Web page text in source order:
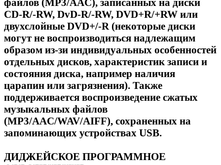
файлов (MP3/AAC), записанных на диски
CD-R/-RW, DvD-R/-RW, DVD+R/+RW или
двухслойные DVD+/-R (некоторые диски
могут не воспроизводиться надлежащим
образом из-зи индивидуальных особенностей
отдельных дисков, характеристик записи и
состояния диска, например наличия
царапин или загрязнения). Также
поддерживается воспроизведение сжатых
музыкальных файлов
(MP3/AAC/WAV/AIFF), сохраненных на
запоминающих устройствах USB.
ДИДЖЕЙСКОЕ ПРОГРАММНОЕ